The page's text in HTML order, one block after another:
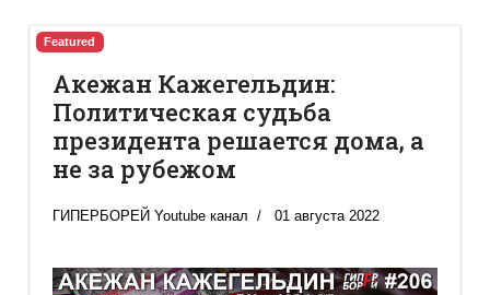
Featured
Акежан Кажегельдин:
Политическая судьба
президента решается дома, а
не за рубежом
ГИПЕРБОРЕЙ Youtube канал 01 августа 2022